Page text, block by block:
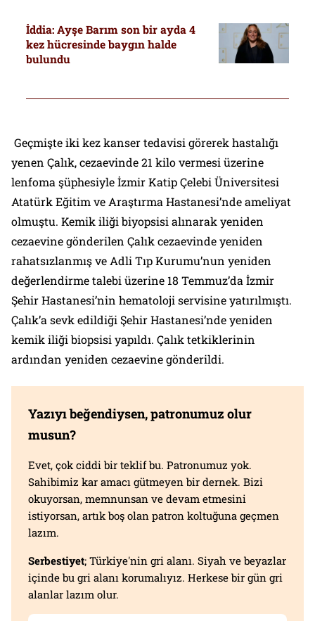
İddia: Ayşe Barım son bir ayda 4
kez hücresinde baygın halde
bulundu
Geçmişte iki kez kanser tedavisi görerek hastalığı
yenen Çalık, cezaevinde 21 kilo vermesi üzerine
lenfoma şüphesiyle İzmir Katip Çelebi Üniversitesi
Atatürk Eğitim ve Araştırma Hastanesi’nde ameliyat
olmuştu. Kemik iliği biyopsisi alınarak yeniden
cezaevine gönderilen Çalık cezaevinde yeniden
rahatsızlanmış ve Adli Tıp Kurumu’nun yeniden
değerlendirme talebi üzerine 18 Temmuz’da İzmir
Şehir Hastanesi’nin hematoloji servisine yatırılmıştı.
Çalık’a sevk edildiği Şehir Hastanesi’nde yeniden
kemik iliği biopsisi yapıldı. Çalık tetkiklerinin
ardından yeniden cezaevine gönderildi.
Yazıyı beğendiysen, patronumuz olur
musun?
Evet, çok ciddi bir teklif bu. Patronumuz yok.
Sahibimiz kar amacı gütmeyen bir dernek. Bizi
okuyorsan, memnunsan ve devam etmesini
istiyorsan, artık boş olan patron koltuğuna geçmen
lazım.
Serbestiyet; Türkiye'nin gri alanı. Siyah ve beyazlar
içinde bu gri alanı korumalıyız. Herkese bir gün gri
alanlar lazım olur.